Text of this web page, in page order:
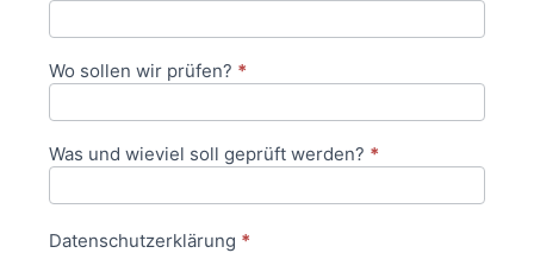
Wo sollen wir prüfen? *
Was und wieviel soll geprüft werden? *
Datenschutzerklärung *